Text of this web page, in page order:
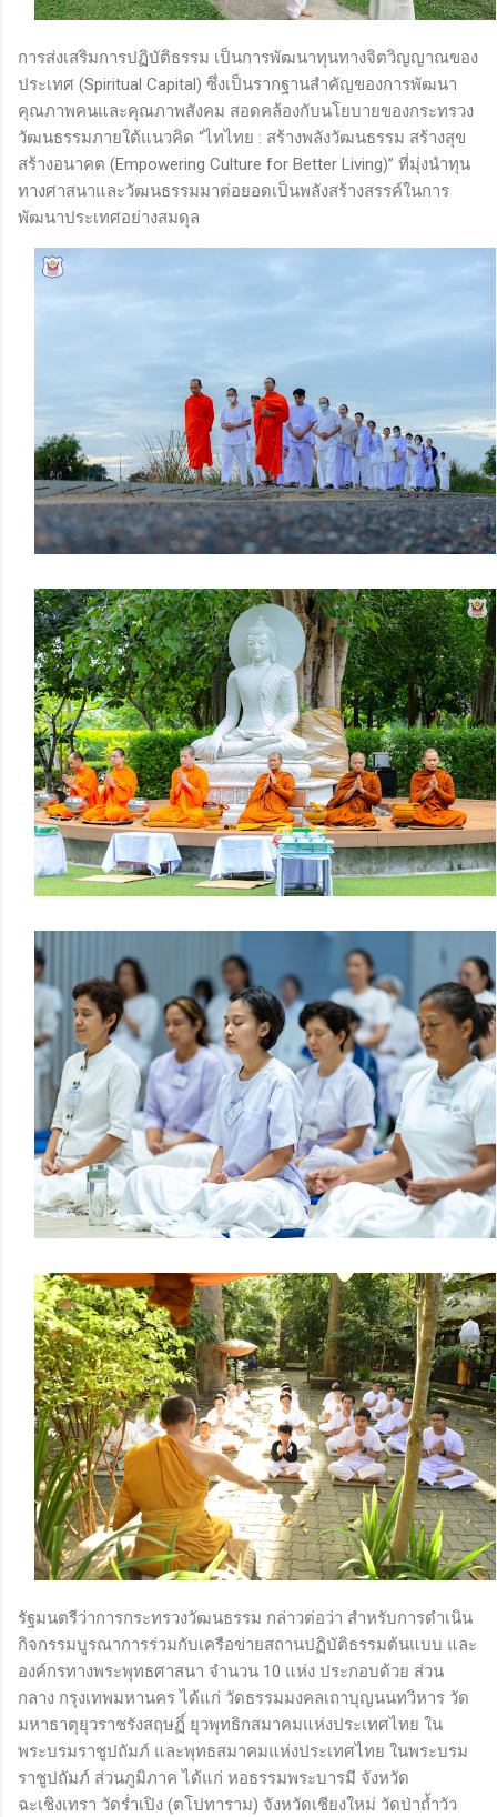
การส่งเสริมการปฏิบัติธรรม เป็นการพัฒนาทุนทางจิตวิญญาณของ
ประเทศ (Spiritual Capital) ซึ่งเป็นรากฐานสำคัญของการพัฒนา
คุณภาพคนและคุณภาพสังคม สอดคล้องกับนโยบายของกระทรวง
วัฒนธรรมภายใต้แนวคิด “ไทไทย : สร้างพลังวัฒนธรรม สร้างสุข
สร้างอนาคต (Empowering Culture for Better Living)” ที่มุ่งนำทุน
ทางศาสนาและวัฒนธรรมมาต่อยอดเป็นพลังสร้างสรรค์ในการ
พัฒนาประเทศอย่างสมดุล
รัฐมนตรีว่าการกระทรวงวัฒนธรรม กล่าวต่อว่า สำหรับการดำเนิน
กิจกรรมบูรณาการร่วมกับเครือข่ายสถานปฏิบัติธรรมต้นแบบ และ
องค์กรทางพระพุทธศาสนา จำนวน 10 แห่ง ประกอบด้วย ส่วน
กลาง กรุงเทพมหานคร ได้แก่ วัดธรรมมงคลเถาบุญนนทวิหาร วัด
มหาธาตุยุวราชรังสฤษฏิ์ ยุวพุทธิกสมาคมแห่งประเทศไทย ใน
พระบรมราชูปถัมภ์ และพุทธสมาคมแห่งประเทศไทย ในพระบรม
ราชูปถัมภ์ ส่วนภูมิภาค ได้แก่ หอธรรมพระบารมี จังหวัด
ฉะเชิงเทรา วัดร่ำเปิง (ตโปทาราม) จังหวัดเชียงใหม่ วัดป่าถ้ำวัว